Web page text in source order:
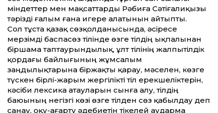
міндет­тер мен мақсат­тарды Рәбиға Сәтіғалиқызы
тәрізді ғалым ғана игере алатынын айтыпты.
Сол тұста қазақ сөзқолданысында, әсіресе
мерзімді баспасөз тілінде өзге тілдің ықпалынан
біршама таптаурындылық, ұлт тілінің жалпытілдік
қордағы байлығының жұмсалым
заңдылықтарына біржақты қарау, мәселен, көзге
түскен бірлі-жарым жергілікті тіл ерекшеліктерін,
кәсіби лексика атауларын сынға алу, тілдің
баюының негізгі көзі өзге тілден сөз қабылдау деп
санау, оқу-ағарту әдебиетін тікелей аударма